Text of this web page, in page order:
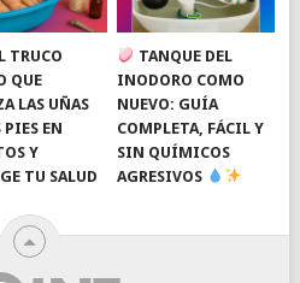
TRUCO
QUE
LAS UÑAS
PIES EN
Y
TU SALUD
TANQUE DEL
INODORO COMO
NUEVO: GUÍA
COMPLETA, FÁCIL Y
SIN QUÍMICOS
AGRESIVOS